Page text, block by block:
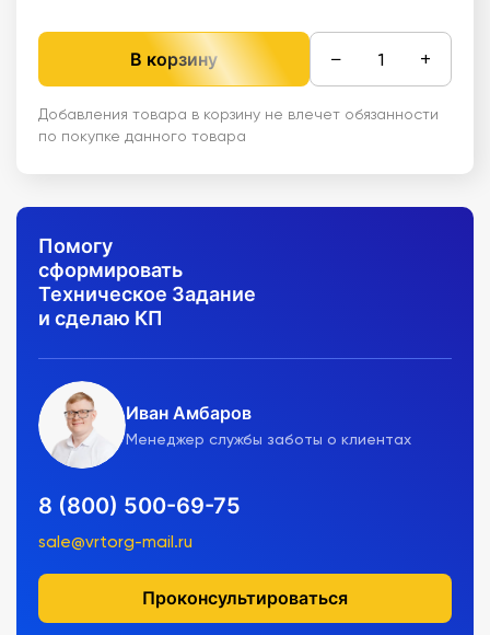
В корзину − +
Добавления товара в корзину не влечет обязанности
по покупке данного товара
Помогу
сформировать
Техническое Задание
и сделаю КП
Иван Амбаров
Менеджер службы заботы о клиентах
8 (800) 500-69-75
sale@vrtorg-mail.ru
Проконсультироваться